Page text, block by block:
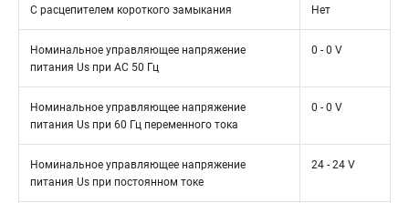
С расцепителем короткого замыкания Нет
Номинальное управляющее напряжение
питания Us при AC 50 Гц
0 - 0 V
Номинальное управляющее напряжение
питания Us при 60 Гц переменного тока
0 - 0 V
Номинальное управляющее напряжение
питания Us при постоянном токе
24 - 24 V